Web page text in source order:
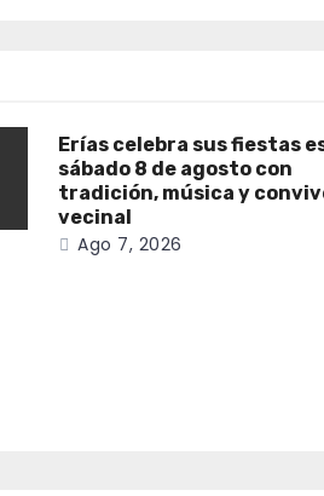
Erías celebra sus fiestas
sábado 8 de agosto con
tradición, música y
vecinal
Ago 7, 2026